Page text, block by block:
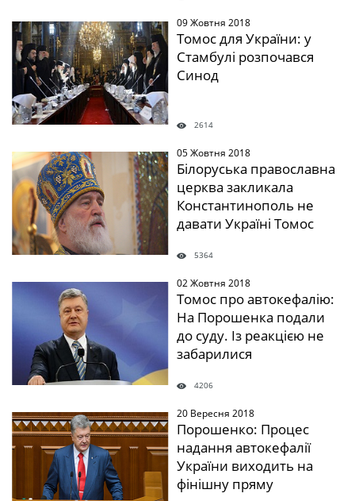
" /> 09 Жовтня 2018
Томос для України: у
Стамбулі розпочався
Синод
2614
" /> 05 Жовтня 2018
Білоруська православна
церква закликала
Константинополь не
давати Україні Томос
5364
02 Жовтня 2018
Томос про автокефалію:
На Порошенка подали
до суду. Із реакцією не
забарилися
4206
" /> 20 Вересня 2018
Порошенко: Процес
надання автокефалії
України виходить на
фінішну пряму